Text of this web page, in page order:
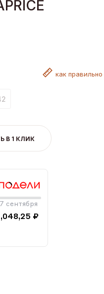
как правильно
В 1 КЛИК
сентября
₽